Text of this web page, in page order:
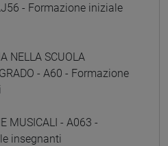
- Formazione iniziale
NELLA SCUOLA
- A60 - Formazione
MUSICALI - A063 -
insegnanti